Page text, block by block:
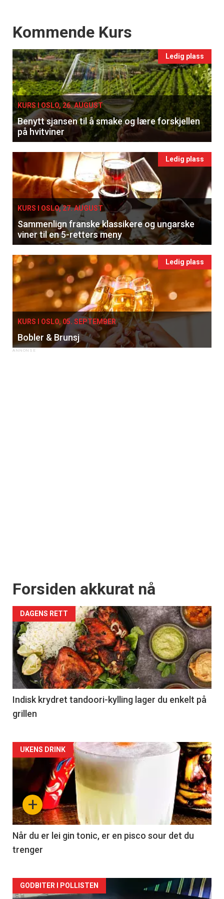
Events
Kommende Kurs
Ledig plass
KURS I OSLO, 26. AUGUST
Benytt sjansen til å smake og lære forskjellen
på hvitviner
Ledig plass
KURS I OSLO, 27. AUGUST
Sammenlign franske klassikere og ungarske
viner til en 5-retters meny
Ledig plass
KURS I OSLO, 05. SEPTEMBER
Bobler & Brunsj
Forsiden akkurat nå
DAGENS RETT
Indisk krydret tandoori-kylling lager du enkelt på
grillen
Forsiden
akkurat
nå
-
2
+
UKENS DRINK
Når du er lei gin tonic, er en pisco sour det du
trenger
Forsiden
GODBITER I POLLISTEN